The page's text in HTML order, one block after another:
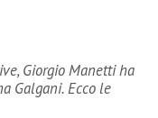
Giorgio Manetti ha
Galgani. Ecco le